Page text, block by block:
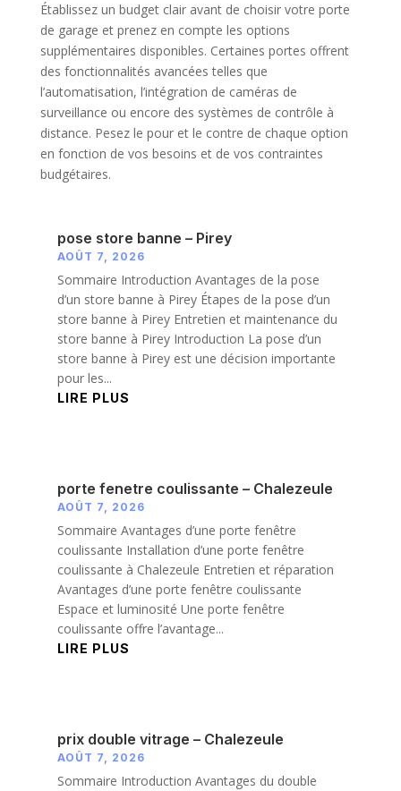
Établissez un budget clair avant de choisir votre porte
de garage et prenez en compte les options
supplémentaires disponibles. Certaines portes offrent
des fonctionnalités avancées telles que
l’automatisation, l’intégration de caméras de
surveillance ou encore des systèmes de contrôle à
distance. Pesez le pour et le contre de chaque option
en fonction de vos besoins et de vos contraintes
budgétaires.
pose store banne – Pirey
AOÛT 7, 2026
Sommaire Introduction Avantages de la pose
d’un store banne à Pirey Étapes de la pose d’un
store banne à Pirey Entretien et maintenance du
store banne à Pirey Introduction La pose d’un
store banne à Pirey est une décision importante
pour les...
LIRE PLUS
porte fenetre coulissante – Chalezeule
AOÛT 7, 2026
Sommaire Avantages d’une porte fenêtre
coulissante Installation d’une porte fenêtre
coulissante à Chalezeule Entretien et réparation
Avantages d’une porte fenêtre coulissante
Espace et luminosité Une porte fenêtre
coulissante offre l’avantage...
LIRE PLUS
prix double vitrage – Chalezeule
AOÛT 7, 2026
Sommaire Introduction Avantages du double